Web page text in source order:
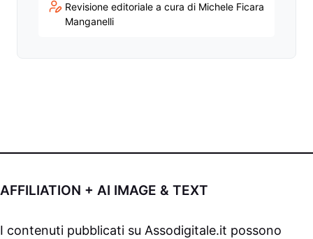
Revisione editoriale a cura di Michele Ficara
Manganelli
AFFILIATION + AI IMAGE & TEXT
I contenuti pubblicati su Assodigitale.it possono